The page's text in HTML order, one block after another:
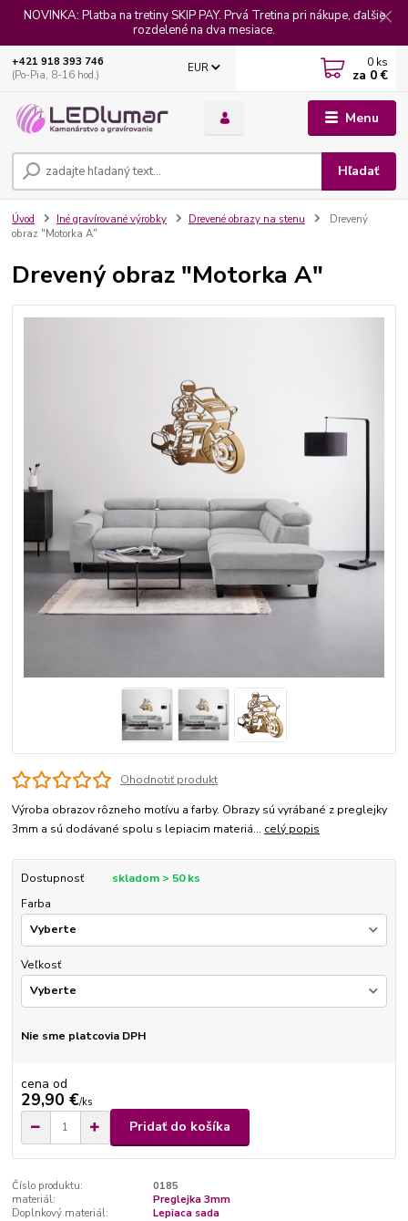
NOVINKA: Platba na tretiny SKIP PAY. Prvá Tretina pri nákupe, ďalšie
rozdelené na dva mesiace.
Menu
EUR
Hľadať
+421 918 393 746
(Po-Pia, 8-16 hod.)
0 ks
za 0 €
Úvod Iné gravírované výrobky Drevené obrazy na stenu
Drevený
obraz "Motorka A"
Drevený obraz "Motorka A"
Ohodnotiť produkt
Výroba obrazov rôzneho motívu a farby. Obrazy sú vyrábané z preglejky
3mm a sú dodávané spolu s lepiacim materiá... celý popis
Dostupnosť
skladom > 50 ks
Farba
Veľkosť
Nie sme platcovia DPH
cena od
29,90 €/ks
Pridať do košíka
Číslo produktu:
0185
materiál:
Preglejka 3mm
Doplnkový materiál:
Lepiaca sada